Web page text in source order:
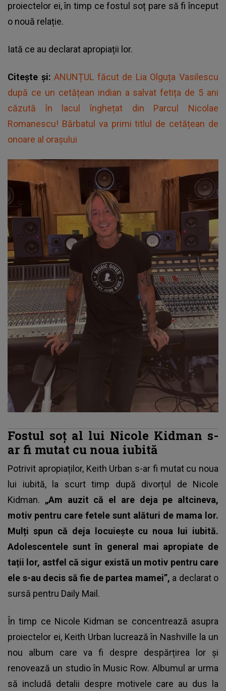
proiectelor ei, în timp ce fostul soț pare să fi început
o nouă relație.
Iată ce au declarat apropiații lor.
Citește și:ANUNȚUL făcut de Lia Olguța Vasilescu
după ce un cetățean indian a salvat fetița de 5 ani
căzută în lacul înghețat din Parcul Nicolae
Romanescu! Bărbatul va primi titlul de cetățean de
onoare al orașului
Fostul soț al lui Nicole Kidman s-
ar fi mutat cu noua iubită
Potrivit apropiaților, Keith Urban s-ar fi mutat cu noua
lui iubită, la scurt timp după divorțul de Nicole
Kidman. „Am auzit că el are deja pe altcineva,
motiv pentru care fetele sunt alături de mama lor.
Mulți spun că deja locuiește cu noua lui iubită.
Adolescentele sunt în general mai apropiate de
tații lor, astfel că sigur există un motiv pentru care
ele s-au decis să fie de partea mamei”, a declarat o
sursă pentru Daily Mail.
În timp ce Nicole Kidman se concentrează asupra
proiectelor ei, Keith Urban lucrează în Nashville la un
nou album care va fi despre despărțirea lor și
renovează un studio în Music Row. Albumul ar urma
să includă detalii despre motivele care au dus la